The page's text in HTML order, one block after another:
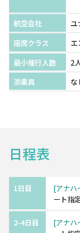
航空会社
ユ
座席クラス
エ
最小催行人数
2
添乗員
な
日程表
1日目 アナハ
ート指
2-4日目 アナハ